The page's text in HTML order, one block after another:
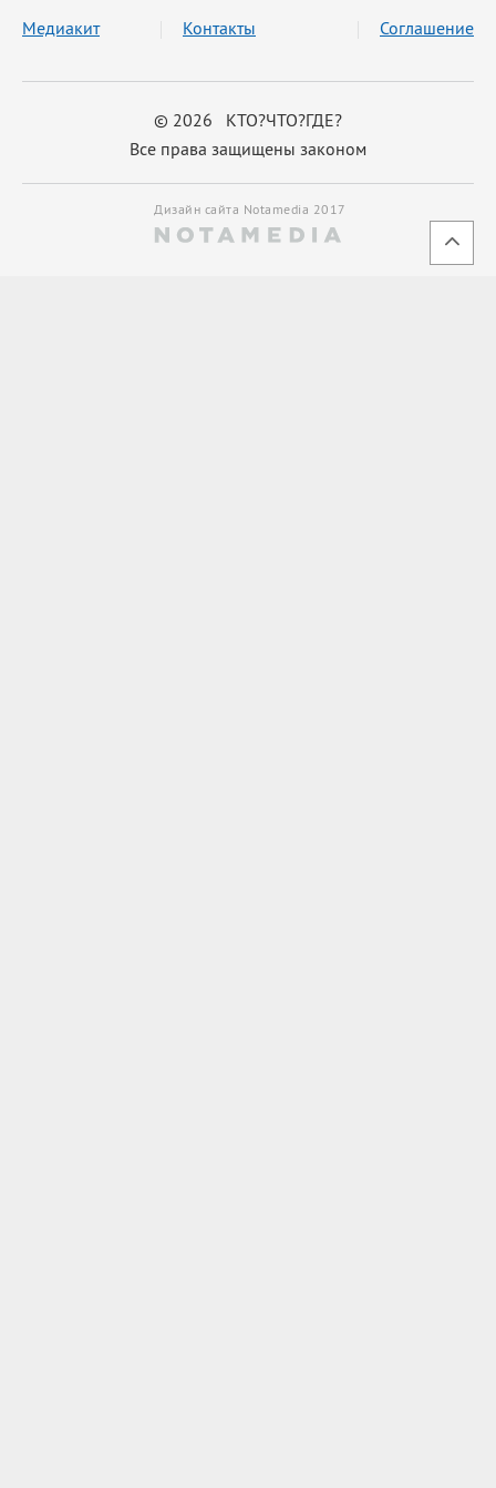
© 2026 КТО?ЧТО?ГДЕ?
Все права защищены законом
Медиакит Контакты Соглашение
Дизайн сайта Notamedia 2017